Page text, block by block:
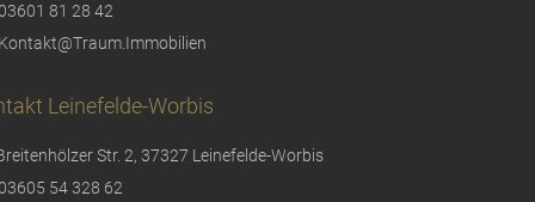
81 28 42
Kontakt@Traum.Immobilien
Leinefelde-Worbis
Str. 2, 37327 Leinefelde-Worbis
54 328 62